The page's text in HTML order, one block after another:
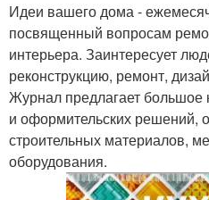
Идеи вашего дома -
посвященный вопросам
интерьера. Заинтересует
реконструкцию, ремонт,
Журнал предлагает большое
и оформительских решений,
строительных материалов,
оборудования.